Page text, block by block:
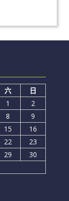
六
日
1
2
8
9
15
16
22
23
29
30